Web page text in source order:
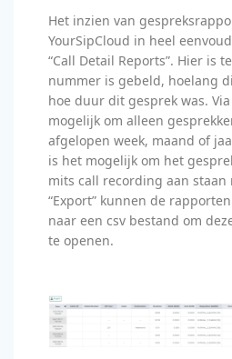
Het inzien van
YourSipCloud in heel
“Call Detail Reports”. Hier is
nummer is gebeld, hoelang
hoe duur dit gesprek was.
mogelijk om alleen
afgelopen week, maand of
is het mogelijk om het
mits call recording aan staan
“Export” kunnen de
naar een csv bestand om
te openen.